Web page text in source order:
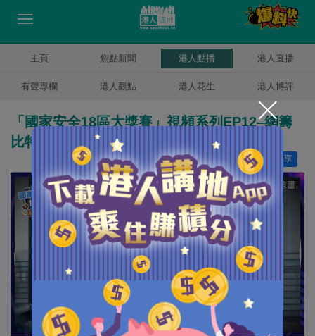
主頁 焦點新聞 港人點播 港人直播
有聲專欄 港人觀點 港人花生 港人博評
「國家安全18區大獎賽」視頻系列EP12–網籌
比特幣助恐怖分子 美國青年罪成判囚
分享
讚好 5